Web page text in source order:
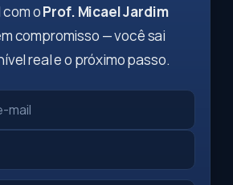
com oProf. Micael Jardim
compromisso — você sai
real e o próximo passo.